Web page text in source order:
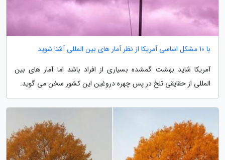
با 10 مشکل اساسی آمریکا از نظر آمار های بین المللی آشنا شوید
آمریکا شاید بهشت گمشده بسیاری از افراد باشد اما آمار های بین
المللی از حقایقی تلخ در پس چهره دروغین این کشور سخن می گوید.